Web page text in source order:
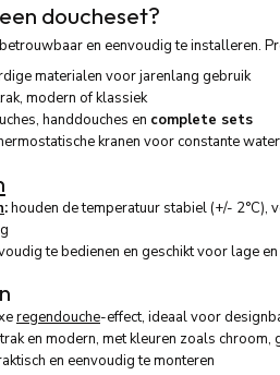
doucheset?
en eenvoudig te installeren.
materialen voor jarenlang gebruik
modern of klassiek
handdouches en complete sets
kranen voor constante
:houden de temperatuur stabiel (+/- 2°C),
te bedienen en geschikt voor lage
regendouche-effect, ideaal voor
en modern, met kleuren zoals
en eenvoudig te monteren